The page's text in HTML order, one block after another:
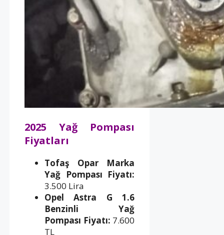
2025 Yağ Pompası
Fiyatları
Tofaş Opar Marka
Yağ Pompası Fiyatı:
3.500 Lira
Opel Astra G 1.6
Benzinli Yağ
Pompası Fiyatı: 7.600
TL